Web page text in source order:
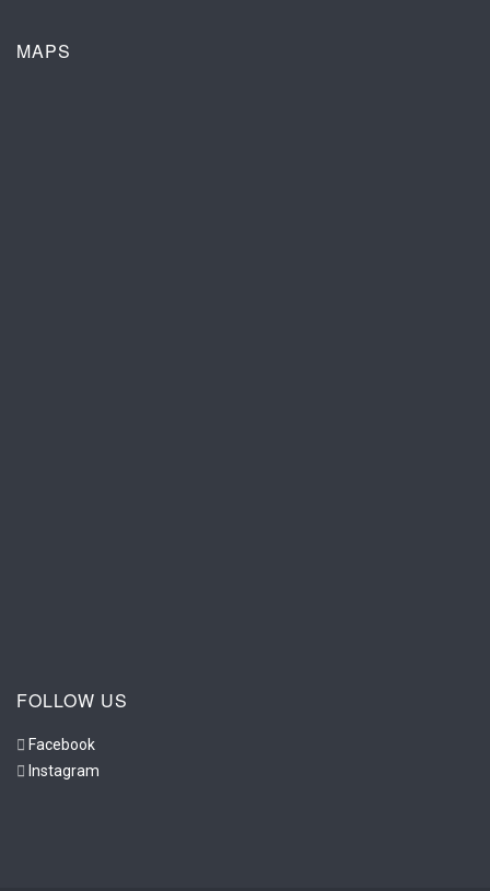
MAPS
FOLLOW US
Facebook
Instagram